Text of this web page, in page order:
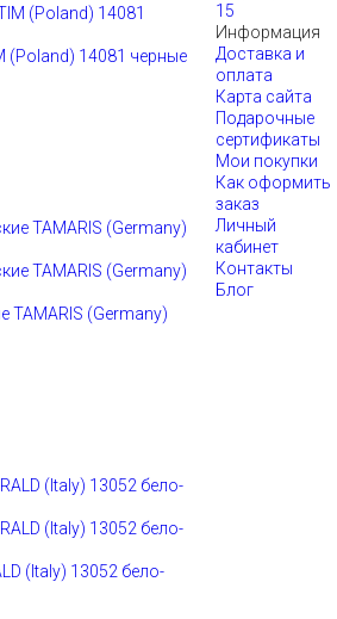
(Poland) 14081 черные
(Germany)
(Italy) 13052 бело-
15
Информация
Доставка и
оплата
Карта сайта
Подарочные
сертификаты
Мои покупки
Как оформить
заказ
Личный
кабинет
Контакты
Блог